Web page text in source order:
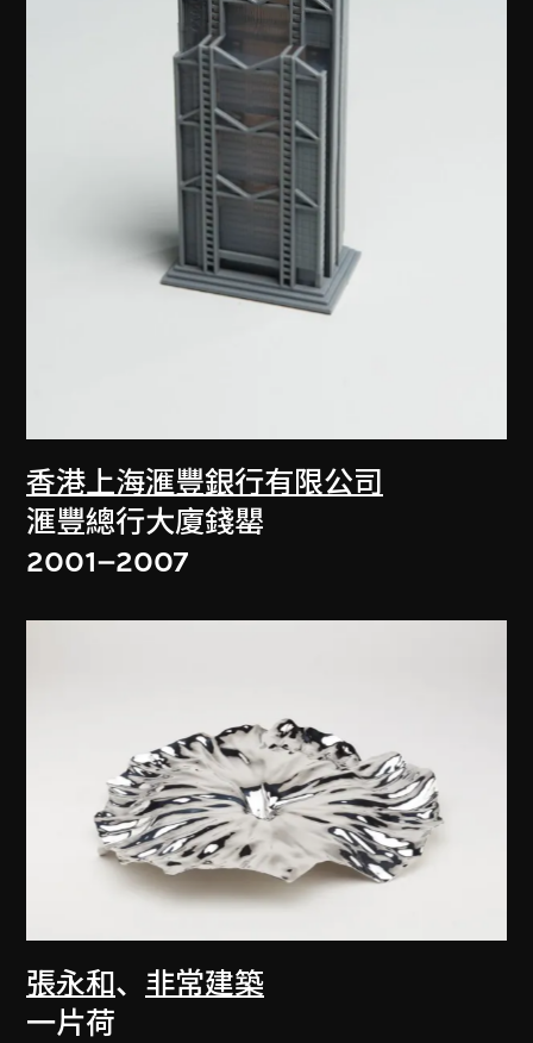
香港上海滙豐銀行有限公司
滙豐總行大廈錢罌
2001–2007
張永和、 非常建築
一片荷